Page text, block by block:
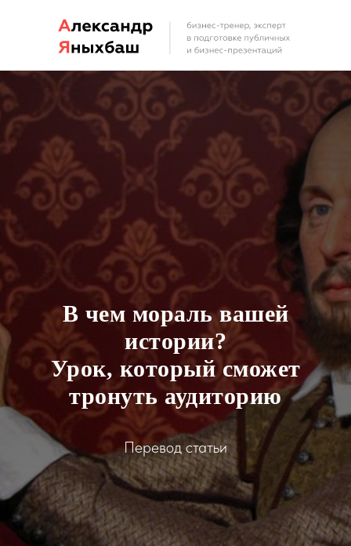
В чем мораль вашей
истории?
Урок, который сможет
тронуть аудиторию
Перевод статьи